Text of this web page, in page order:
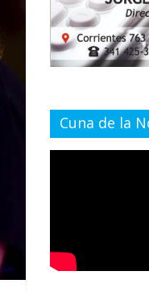
Cuna de la